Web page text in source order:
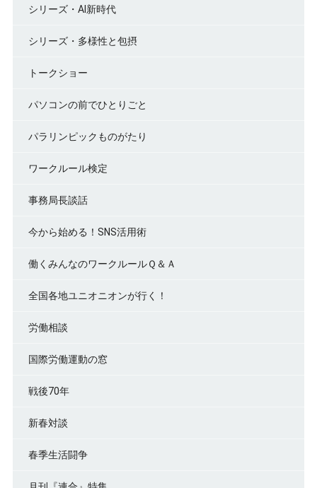
シリーズ・AI新時代
シリーズ・多様性と包摂
トークショー
パソコンの前でひとりごと
パラリンピックものがたり
ワークルール検定
事務局長談話
今から始める！SNS活用術
働くみんなのワークルールＱ＆Ａ
全国各地ユニオニオンが行く！
労働相談
国際労働運動の窓
戦後70年
新春対談
春季生活闘争